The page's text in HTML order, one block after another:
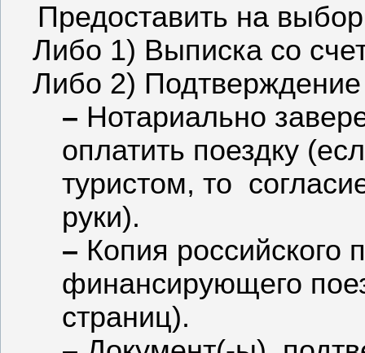
Предоставить на
Либо 1) Выписка со
Либо 2) Подтверждение
– Нотариально
оплатить поездку
туристом, то
руки).
– Копия российского
финансирующего
страниц).